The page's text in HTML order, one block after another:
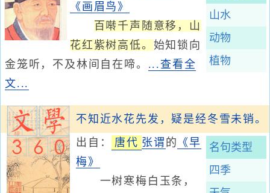
山水
动物
植物
《画眉鸟》
百啭千声随意移，山
花红紫树高低。 始知锁向
金笼听，不及林间自在啼。 ...查看全
文...
不知近水花先发，疑是经冬雪未销。
名句类型
四季
出自： 唐代 张谓 的 《早
梅》
一树寒梅白玉条，